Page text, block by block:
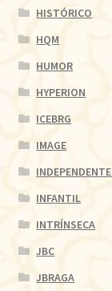
HISTÓRICO
HQM
HUMOR
HYPERION
ICEBRG
IMAGE
INFANTIL
INTRÍNSECA
JBC
JBRAGA